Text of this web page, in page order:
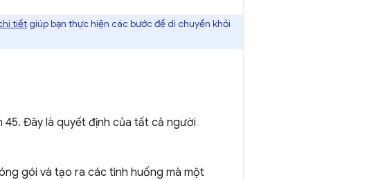
tiếtgiúp bạn thực hiện các bước để di chuyển khỏi
Đây là quyết định của tất cả người
gói và tạo ra các tình huống mà một